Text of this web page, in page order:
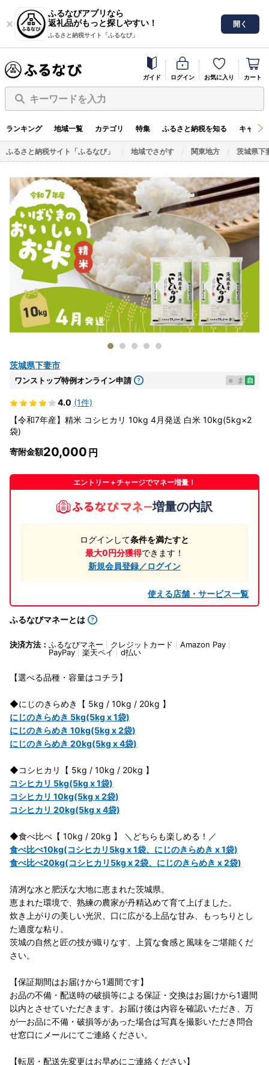
ふるなびアプリなら
返礼品がもっと探しやすい！
ふるさと納税サイト「ふるなび」
開く
ガイド ログイン お気に入り カート
キーワードを入力
ランキング 地域一覧 カテゴリ 特集 ふるさと納税を知る キャン
ふるさと納税サイト「ふるなび」 地域でさがす 関東地方 茨城県下
茨城県下妻市
ワンストップ特例オンライン申請 e ま 自
4.0 (1件)
【令和7年産】精米 コシヒカリ 10kg 4月発送 白米 10kg(5kg×2
袋)
寄附金額20,000
エントリー＋チャージでマネー増量！
増量の内訳
ログインして条件を満たすと
最大0円分獲得できます！
新規会員登録／ログイン
使える店舗・サービス一覧
ふるなびマネーとは
決済方法： ふるなびマネー クレジットカード
Amazon Pay
PayPay
楽天ペイ d払い
【選べる品種・容量はコチラ】
◆にじのきらめき【 5kg / 10kg / 20kg 】
にじのきらめき 5kg(5kg x 1袋)
にじのきらめき 10kg(5kg x 2袋)
にじのきらめき 20kg(5kg x 4袋)
◆コシヒカリ【 5kg / 10kg / 20kg 】
コシヒカリ 5kg(5kg x 1袋)
コシヒカリ 10kg(5kg x 2袋)
コシヒカリ 20kg(5kg x 4袋)
◆食べ比べ【 10kg / 20kg 】 ＼どちらも楽しめる！／
食べ比べ10kg(コシヒカリ5kg x 1袋、にじのきらめき x 1袋)
食べ比べ20kg(コシヒカリ5kg x 2袋、にじのきらめき x 2袋)
清冽な水と肥沃な大地に恵まれた茨城県。
恵まれた環境で、熟練の農家が丹精込めて育て上げました。
炊き上がりの美しい光沢、口に広がる上品な甘み、もっちりとし
た適度な粘り。
茨城の自然と匠の技が織りなす、上質な食感と風味をご堪能くだ
さい。
【保証期間はお届けから1週間です】
お品の不備・配送時の破損等による保証・交換はお届けから1週間
以内とさせていただきます。お届け後は内容を確認いただき、万
が一お品に不備・破損等があった場合は写真を撮影いただき問合
せ窓口にメールにてご連絡ください。
【転居・配送先変更はお早めにご連絡ください】